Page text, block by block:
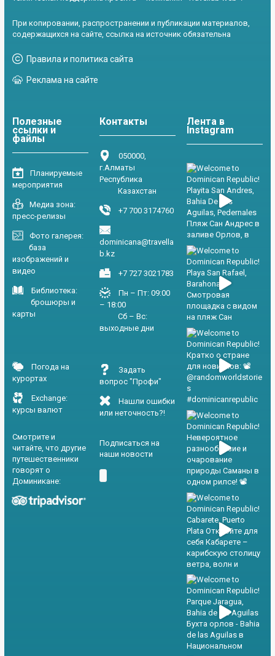
При копировании, распространении и публикации материалов,
содержащихся на сайте, ссылка на источник обязательна
Правила и политика сайта
Реклама на сайте
Полезные
ссылки и
файлы
Планируемые
мероприятия
Медиа зона:
пресс-релизы
Фото галерея:
база
изображений и
видео
Библиотека:
брошюры и
карты
Погода на
курортах
Exchange:
курсы валют
Смотрите и
читайте, что другие
путешественники
говорят о
Доминикане:
Контакты
050000,
г.Алматы
Республика
Казахстан
+7 700 3174760
dominicana@travella
b.kz
+7 727 3021783
Пн – Пт: 09:00
– 18:00
Сб – Вс:
выходные дни
Задать
вопрос "Профи"
Нашли ошибки
или неточность?!
Подписаться на
наши новости
Лента в
Instagram